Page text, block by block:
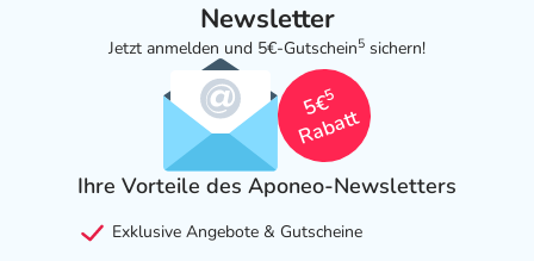
Newsletter
Jetzt anmelden und 5€-Gutschein5 sichern!
5€
5
Rabatt
Ihre Vorteile des Aponeo-Newsletters
Exklusive Angebote & Gutscheine